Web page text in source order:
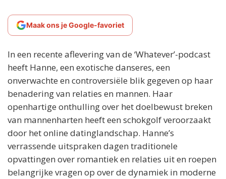
Maak ons je Google-favoriet
In een recente aflevering van de ‘Whatever’-podcast
heeft Hanne, een exotische danseres, een
onverwachte en controversiële blik gegeven op haar
benadering van relaties en mannen. Haar
openhartige onthulling over het doelbewust breken
van mannenharten heeft een schokgolf veroorzaakt
door het online datinglandschap. Hanne’s
verrassende uitspraken dagen traditionele
opvattingen over romantiek en relaties uit en roepen
belangrijke vragen op over de dynamiek in moderne